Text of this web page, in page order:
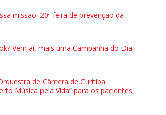
missão: 20ª feira de prevenção da
Vem aí, mais uma Campanha do Dia
de Câmera de Curitiba
Música pela Vida” para os pacientes